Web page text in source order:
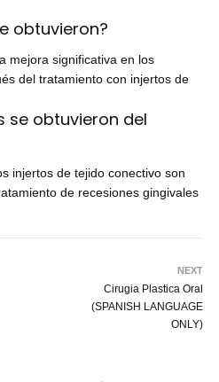
obtuvieron?
mejora significativa en los
del tratamiento con injertos de
se obtuvieron del
injertos de tejido conectivo son
de recesiones gingivales
NEXT
Cirugia Plastica Oral
(SPANISH LANGUAGE
ONLY)